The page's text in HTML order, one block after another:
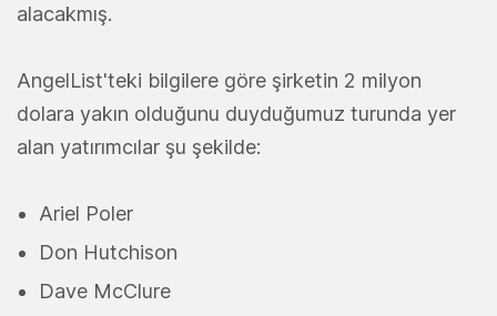
alacakmış.
AngelList'teki bilgilere göre şirketin 2 milyon
dolara yakın olduğunu duyduğumuz turunda yer
alan yatırımcılar şu şekilde:
Ariel Poler
Don Hutchison
Dave McClure